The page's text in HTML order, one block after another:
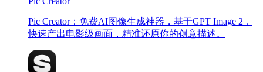
Pic Creator：免费AI图像生成神器，基于GPT Image 2，
快速产出电影级画面，精准还原你的创意描述。